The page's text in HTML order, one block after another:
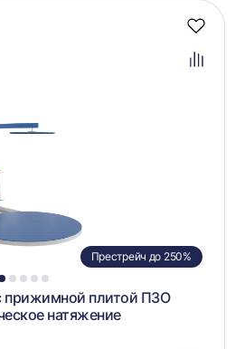
2 3 4 5
Престрейч до 250%
прижимной плитой ПЗО
натяжение